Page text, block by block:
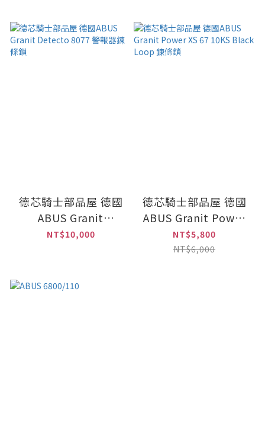
德芯騎士部品屋 德國
ABUS Granit
Detecto 8077 警報器
NT$10,000
德芯騎士部品屋 德國
ABUS Granit Power
XS 67 10KS Black
Loop 鍊條鎖
NT$5,800
NT$6,000